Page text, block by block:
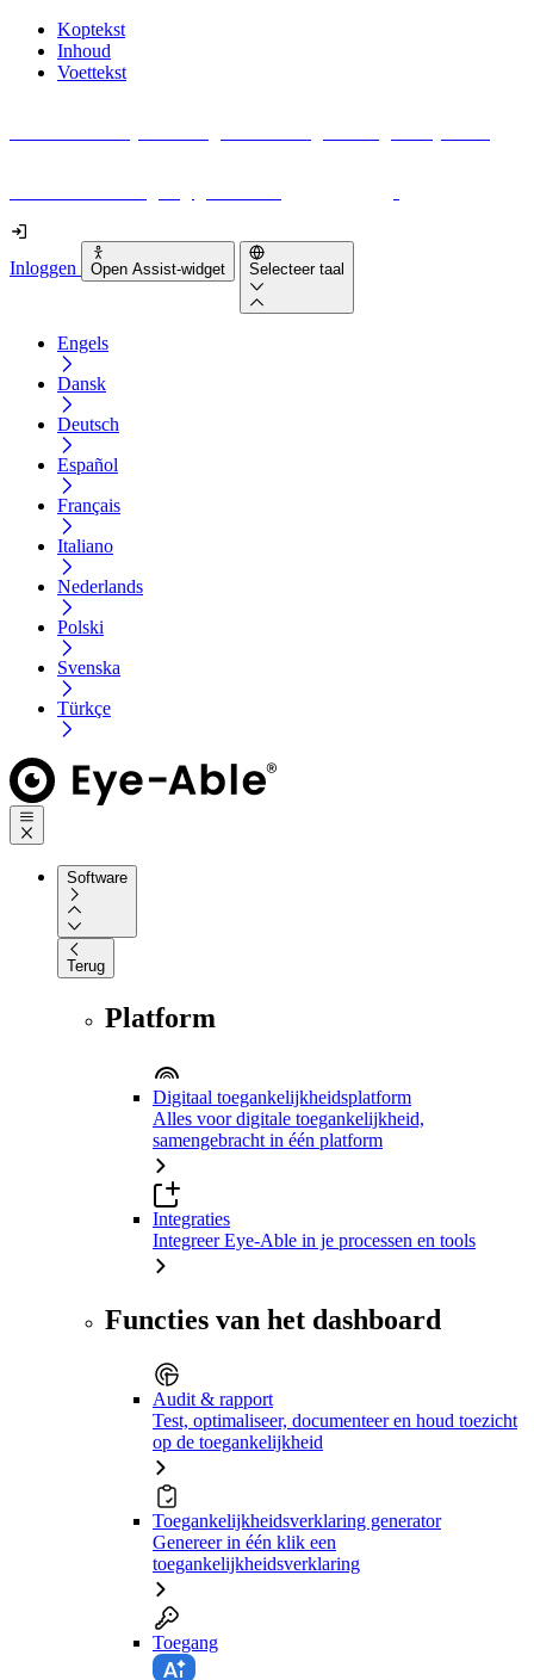
Koptekst
Inhoud
Voettekst
Inloggen Open Assist-widget Selecteer taal
Engels
Dansk
Deutsch
Español
Français
Italiano
Nederlands
Polski
Svenska
Türkçe
Software
Terug
Platform
Digitaal toegankelijkheidsplatform
Alles voor digitale toegankelijkheid,
samengebracht in één platform
Integraties
Integreer Eye-Able in je processen en tools
Functies van het dashboard
Audit & rapport
Test, optimaliseer, documenteer en houd toezicht
op de toegankelijkheid
Toegankelijkheidsverklaring generator
Genereer in één klik een
toegankelijkheidsverklaring
Toegang